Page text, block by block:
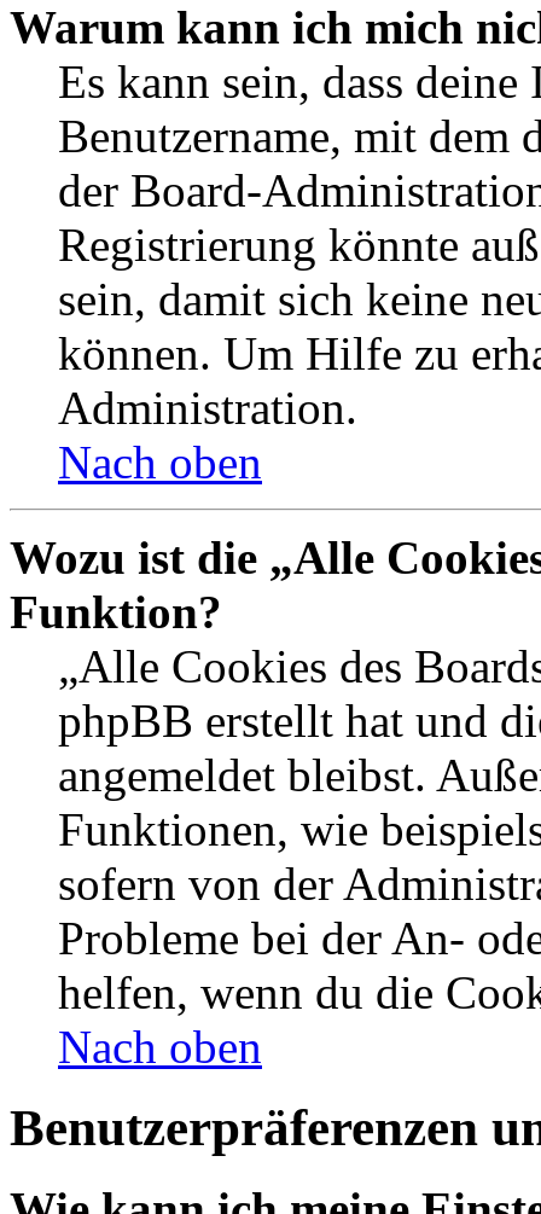
Warum kann ich mich
Es kann sein, dass
Benutzername, mit dem
der Board-
Registrierung könnte
sein, damit sich keine
können. Um Hilfe zu
Administration.
Nach oben
Wozu ist die „Alle
Funktion?
„Alle Cookies des
phpBB erstellt hat und
angemeldet bleibst.
Funktionen, wie
sofern von der
Probleme bei der An-
helfen, wenn du die
Nach oben
Benutzerpräferenzen